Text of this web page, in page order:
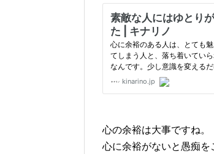
心の余裕は大事ですね。
心に余裕がないと愚痴を